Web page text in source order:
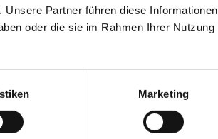
Partner führen diese Informationen
oder die sie im Rahmen Ihrer Nutzung
Marketing